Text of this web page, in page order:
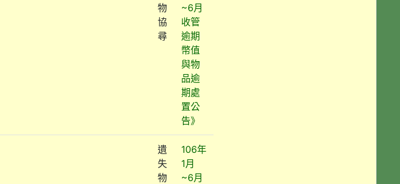
物
協
尋
~6月
收管
逾期
幣值
與物
品逾
期處
置公
告》
遺
失
物
106年
1月
~6月